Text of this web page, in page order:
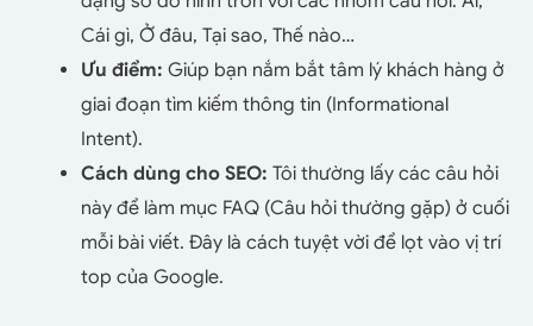
Cái gì, Ở đâu, Tại sao, Thế nào…
Ưu điểm: Giúp bạn nắm bắt tâm lý khách hàng ở
giai đoạn tìm kiếm thông tin (Informational
Intent).
Cách dùng cho SEO: Tôi thường lấy các câu hỏi
này để làm mục FAQ (Câu hỏi thường gặp) ở cuối
mỗi bài viết. Đây là cách tuyệt vời để lọt vào vị trí
top của Google.